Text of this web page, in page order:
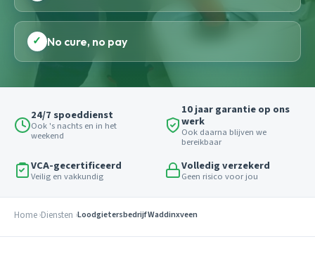
✓ No cure, no pay
24/7 spoeddienst
Ook 's nachts en in het
weekend
10 jaar garantie op ons
werk
Ook daarna blijven we
bereikbaar
VCA-gecertificeerd
Veilig en vakkundig
Volledig verzekerd
Geen risico voor jou
Home Diensten Loodgietersbedrijf Waddinxveen